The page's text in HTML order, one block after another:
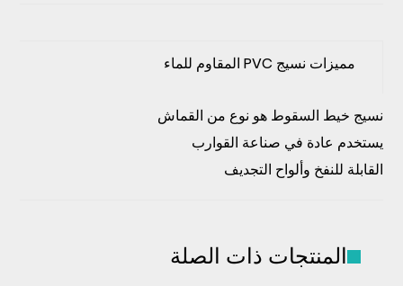
مميزات نسيج PVC المقاوم للماء
نسيج خيط السقوط هو نوع من القماش
يستخدم عادة في صناعة القوارب
القابلة للنفخ وألواح التجديف
المنتجات ذات الصلة